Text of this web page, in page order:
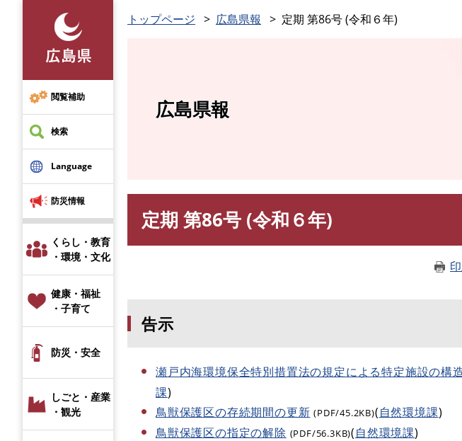
先
頭
で
す
閲覧補助
検索
Language
防災情報
くらし・教育
・環境・文化
健康・福祉
・子育て
防災・安全
しごと・産業
・観光
トップページ 広島県報 定期 第86号 (令和６年)
広島県報
定期 第86号 (令和６年)
告示
瀬戸内海環境保全特別措置法の規定による特定施設の構
課)
鳥獣保護区の存続期間の更新 (PDF/45.2KB)(自然環境課)
鳥獣保護区の指定の解除 (PDF/56.3KB)(自然環境課)